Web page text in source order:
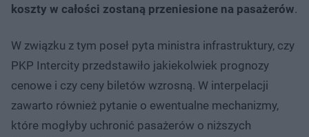
koszty w całości zostaną przeniesione na pasażerów.
W związku z tym poseł pyta ministra infrastruktury, czy
PKP Intercity przedstawiło jakiekolwiek prognozy
cenowe i czy ceny biletów wzrosną. W interpelacji
zawarto również pytanie o ewentualne mechanizmy,
które mogłyby uchronić pasażerów o niższych